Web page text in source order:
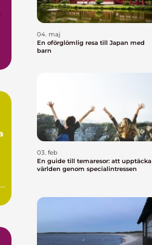
04. maj
En oförglömlig resa till Japan med
barn
03. feb
En guide till temaresor: att upptäcka
världen genom specialintressen